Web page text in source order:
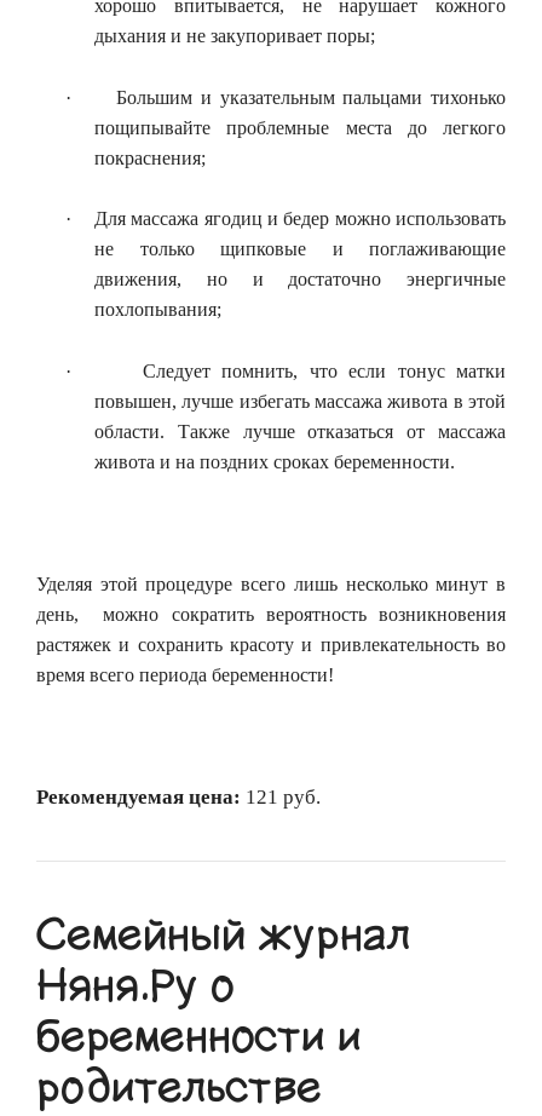
хорошо впитывается, не нарушает кожного
дыхания и не закупоривает поры;
·
Большим и указательным пальцами тихонько
пощипывайте проблемные места до легкого
покраснения;
·
Для массажа ягодиц и бедер можно использовать
не только щипковые и поглаживающие
движения, но и достаточно энергичные
похлопывания;
·
Следует помнить, что если тонус матки
повышен, лучше избегать массажа живота в этой
области. Также лучше отказаться от массажа
живота и на поздних сроках беременности.
Уделяя этой процедуре всего лишь несколько минут в
день,
можно сократить вероятность возникновения
растяжек и сохранить красоту и привлекательность во
время всего периода беременности!
Рекомендуемая цена: 121 руб.
Семейный журнал
Няня.Ру о
беременности и
родительстве